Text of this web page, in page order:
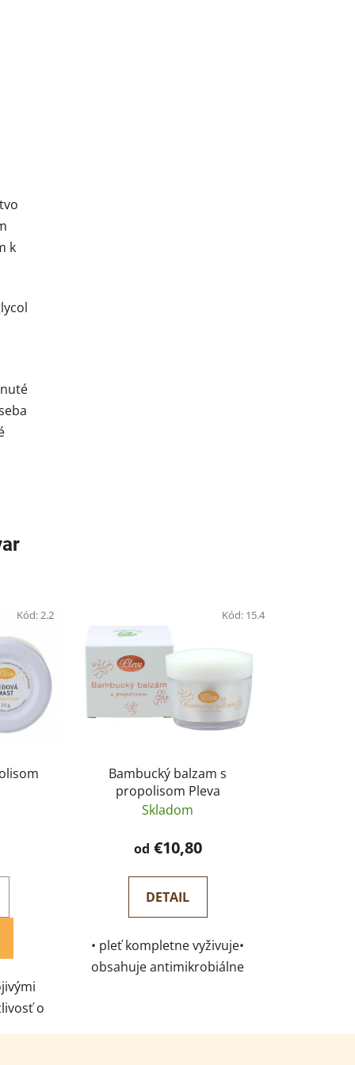
k
o
Kód:2.2
Bambucký balzam s
propolisom Pleva
Skladom
od €10,80
DETAIL
• pleť kompletne vyživuje•
obsahuje antimikrobiálne
normálnu pleť
Kód: 15.4